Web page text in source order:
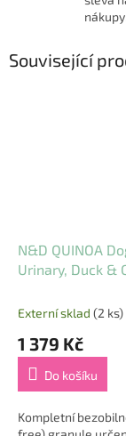
nákupy.
Související
N&D QUINOA
Urinary, Duck &
Externí sklad (2 ks)
1 379 Kč
Do košíku
Kompletní